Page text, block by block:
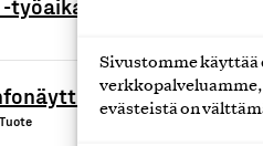
Sivustomme käyttää
evästeistä on